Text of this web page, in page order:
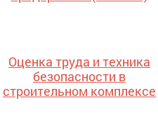
Оценка труда и техника
безопасности в
строительном комплексе